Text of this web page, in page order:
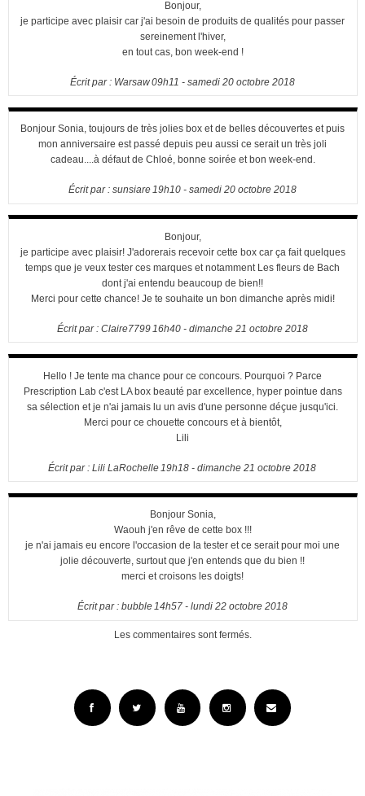
Bonjour,
je participe avec plaisir car j'ai besoin de produits de qualités pour passer
sereinement l'hiver,
en tout cas, bon week-end !
Écrit par : Warsaw09h11 - samedi 20 octobre 2018
Bonjour Sonia, toujours de très jolies box et de belles découvertes et puis
mon anniversaire est passé depuis peu aussi ce serait un très joli
cadeau....à défaut de Chloé, bonne soirée et bon week-end.
Écrit par : sunsiare19h10- samedi 20 octobre 2018
Bonjour,
je participe avec plaisir! J'adorerais recevoir cette box car ça fait quelques
temps que je veux tester ces marques et notamment Les fleurs de Bach
dont j'ai entendu beaucoup de bien!!
Merci pour cette chance! Je te souhaite un bon dimanche après midi!
Écrit par : Claire779916h40- dimanche 21 octobre 2018
Hello ! Je tente ma chance pour ce concours. Pourquoi ? Parce
Prescription Lab c'est LA box beauté par excellence, hyper pointue dans
sa sélection et je n'ai jamais lu un avis d'une personne déçue jusqu'ici.
Merci pour ce chouette concours et à bientôt,
Lili
Écrit par :Lili LaRochelle 19h18 -dimanche 21 octobre 2018
Bonjour Sonia,
Waouh j'en rêve de cette box !!!
je n'ai jamais eu encore l'occasion de la tester et ce serait pour moi une
jolie découverte, surtout que j'en entends que du bien !!
merci et croisons les doigts!
Écrit par : bubble14h57- lundi 22 octobre 2018
Les commentaires sont fermés.